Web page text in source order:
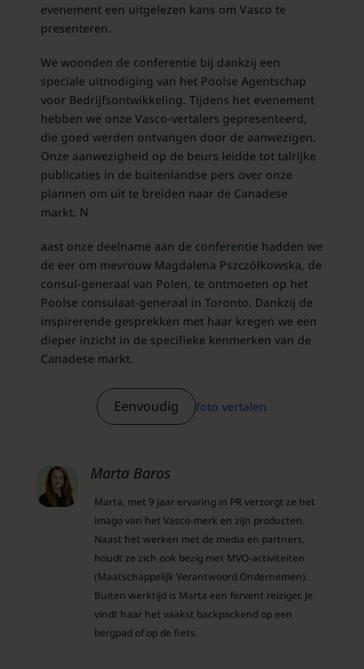
evenement een uitgelezen kans om Vasco te
presenteren.
We woonden de conferentie bij dankzij een
speciale uitnodiging van het Poolse Agentschap
voor Bedrijfsontwikkeling. Tijdens het evenement
hebben we onze Vasco-vertalers gepresenteerd,
die goed werden ontvangen door de aanwezigen.
Onze aanwezigheid op de beurs leidde tot talrijke
publicaties in de buitenlandse pers over onze
plannen om uit te breiden naar de Canadese
markt. N
aast onze deelname aan de conferentie hadden we
de eer om mevrouw Magdalena Pszczółkowska, de
consul-generaal van Polen, te ontmoeten op het
Poolse consulaat-generaal in Toronto. Dankzij de
inspirerende gesprekken met haar kregen we een
dieper inzicht in de specifieke kenmerken van de
Canadese markt.
Eenvoudig foto vertalen
Marta Baros
Marta, met 9 jaar ervaring in PR verzorgt ze het
imago van het Vasco-merk en zijn producten.
Naast het werken met de media en partners,
houdt ze zich ook bezig met MVO-activiteiten
(Maatschappelijk Verantwoord Ondernemen).
Buiten werktijd is Marta een fervent reiziger. Je
vindt haar het vaakst backpackend op een
bergpad of op de fiets.